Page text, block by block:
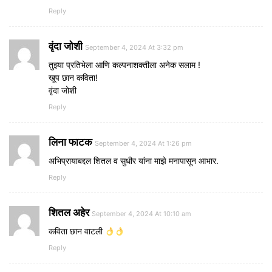
Reply
वृंदा जोशी September 4, 2024 At 3:32 pm
तुझ्या प्रतिभेला आणि कल्पनाशक्तीला अनेक सलाम !
खूप छान कविता!
वृंदा जोशी
Reply
लिना फाटक September 4, 2024 At 1:26 pm
अभिप्रायाबद्दल शितल व सुधीर यांना माझे मनापासून आभार.
Reply
शितल अहेर September 4, 2024 At 10:10 am
कविता छान वाटली
Reply